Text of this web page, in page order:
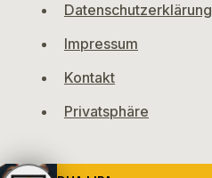
Datenschutzerklärung
Impressum
Kontakt
Privatsphäre